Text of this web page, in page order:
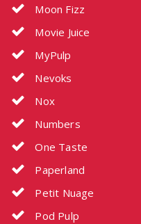
Moon Fizz
Movie Juice
MyPulp
Nevoks
Nox
Numbers
One Taste
Paperland
Petit Nuage
Pod Pulp